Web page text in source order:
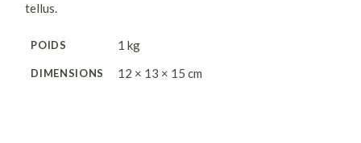
tellus.
POIDS 1 kg
DIMENSIONS 12 × 13 × 15 cm